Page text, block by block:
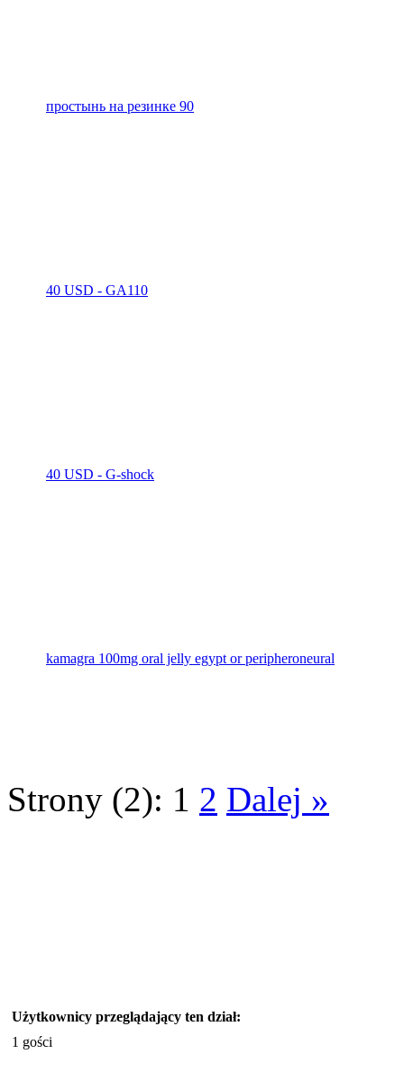
простынь на резинке 90
40 USD - GA110
40 USD - G-shock
kamagra 100mg oral jelly egypt or peripheroneural
Strony (2): 1 2 Dalej »
Użytkownicy przeglądający ten dział:
1 gości